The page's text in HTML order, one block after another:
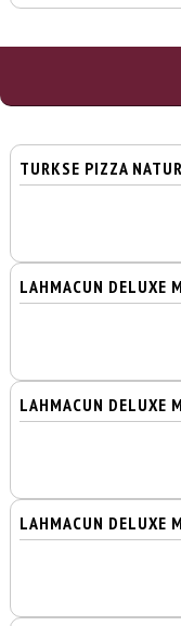
TURKSE PIZZA
LAHMACUN DELUXE
LAHMACUN DELUXE
LAHMACUN DELUXE